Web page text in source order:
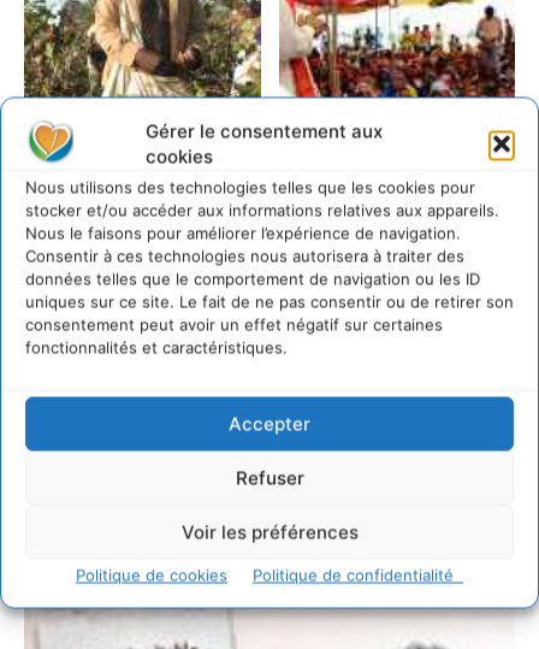
Gérer le consentement aux
cookies
Nous utilisons des technologies telles que les cookies pour
stocker et/ou accéder aux informations relatives aux appareils.
Nous le faisons pour améliorer l’expérience de navigation.
Consentir à ces technologies nous autorisera à traiter des
données telles que le comportement de navigation ou les ID
uniques sur ce site. Le fait de ne pas consentir ou de retirer son
consentement peut avoir un effet négatif sur certaines
fonctionnalités et caractéristiques.
Accepter
Refuser
Voir les préférences
Politique de cookies Politique de confidentialité